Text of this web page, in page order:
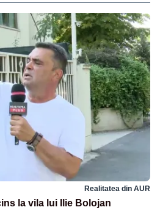
Realitatea din AUR
la vila lui Ilie Bolojan